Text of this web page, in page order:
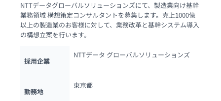
NTTデータグローバルソリューションズにて、製造業向け基幹
業務領域 構想策定コンサルタントを募集します。売上1000億
以上の製造業のお客様に対して、業務改革と基幹システム導入
の構想立案を行います。
採用企業
NTTデータ グローバルソリューションズ
勤務地
東京都